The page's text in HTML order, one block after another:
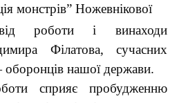
монстрів” Ножевнікової
роботи і винаходи
Філатова, сучасних
нашої держави.
сприяє пробудженню